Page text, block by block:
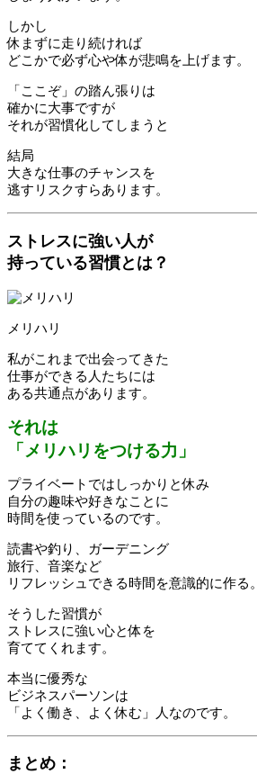
しかし
休まずに走り続ければ
どこかで必ず心や体が悲鳴を上げます。
「ここぞ」の踏ん張りは
確かに大事ですが
それが習慣化してしまうと
結局
大きな仕事のチャンスを
逃すリスクすらあります。
ストレスに強い人が
持っている習慣とは？
メリハリ
私がこれまで出会ってきた
仕事ができる人たちには
ある共通点があります。
それは
「メリハリをつける力」
プライベートではしっかりと休み
自分の趣味や好きなことに
時間を使っているのです。
読書や釣り、ガーデニング
旅行、音楽など
リフレッシュできる時間を意識的に作る。
そうした習慣が
ストレスに強い心と体を
育ててくれます。
本当に優秀な
ビジネスパーソンは
「よく働き、よく休む」人なのです。
まとめ：